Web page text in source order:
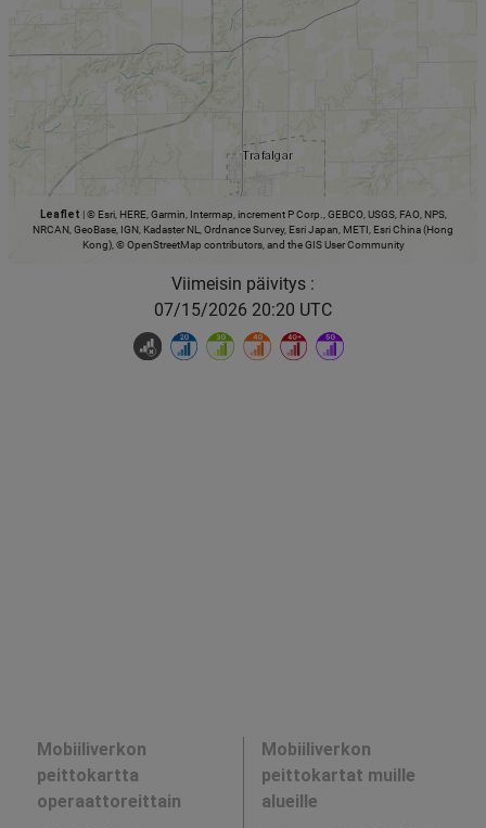
Leaflet |© Esri, HERE, Garmin, Intermap, increment P Corp., GEBCO, USGS, FAO, NPS,
NRCAN, GeoBase, IGN, Kadaster NL, Ordnance Survey, Esri Japan, METI, Esri China (Hong
Kong), © OpenStreetMap contributors, and the GIS User Community
Viimeisin päivitys :
07/15/2026 20:20 UTC
Mobiiliverkon
peittokartta
operaattoreittain
Mobiiliverkon
peittokartat muille
alueille